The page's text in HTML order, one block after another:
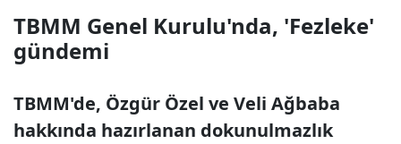
TBMM Genel Kurulu'nda, 'Fezleke'
gündemi
TBMM'de, Özgür Özel ve Veli Ağbaba
hakkında hazırlanan dokunulmazlık